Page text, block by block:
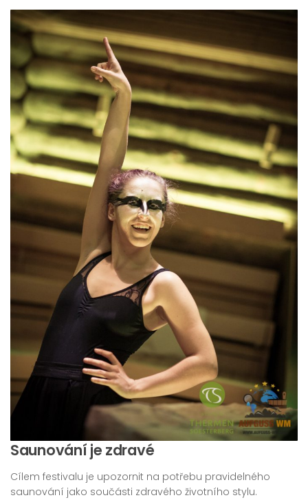
Saunování je zdravé
Cílem festivalu je upozornit na potřebu pravidelného
saunování jako součásti zdravého životního stylu.